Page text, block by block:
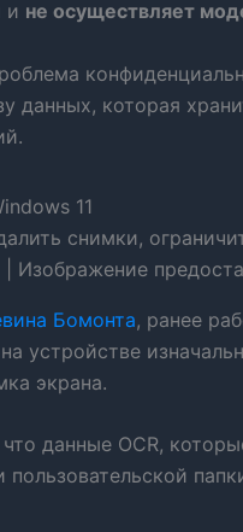
и не осуществляет
данных, которая
снимки,
Изображение
Бомонта, ранее
устройстве
экрана.
данные OCR,
пользовательской